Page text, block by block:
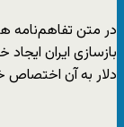
در متن تفاهم‌نامه
دلار به آن اختصاص